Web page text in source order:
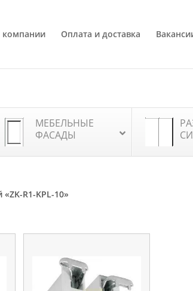
компании Оплата и доставка
МЕБЕЛЬНЫЕ
ФАСАДЫ
R1-KPL-10»